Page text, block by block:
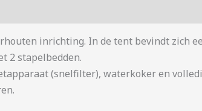
inrichting. In de tent bevindt zich
2 stapelbedden.
(snelfilter), waterkoker en